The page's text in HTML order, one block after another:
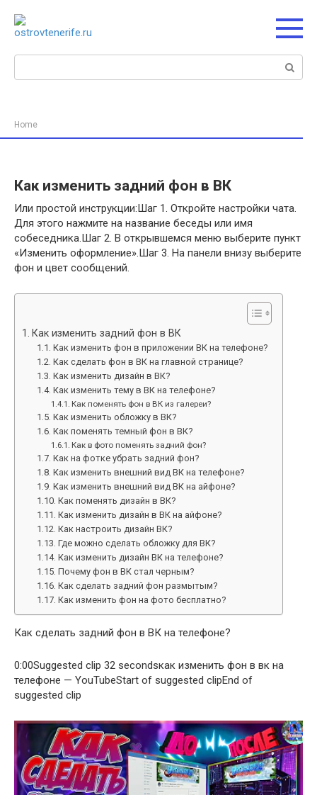
контенту
Поиск:
Home
Как изменить задний фон в ВК
Или простой инструкции:Шаг 1. Откройте настройки чата.
Для этого нажмите на название беседы или имя
собеседника.Шаг 2. В открывшемся меню выберите пункт
«Изменить оформление».Шаг 3. На панели внизу выберите
фон и цвет сообщений.
Как изменить задний фон в ВК
Как изменить фон в приложении ВК на телефоне?
Как сделать фон в ВК на главной странице?
Как изменить дизайн в ВК?
Как изменить тему в ВК на телефоне?
Как поменять фон в ВК из галереи?
Как изменить обложку в ВК?
Как поменять темный фон в ВК?
Как в фото поменять задний фон?
Как на фотке убрать задний фон?
Как изменить внешний вид ВК на телефоне?
Как изменить внешний вид ВК на айфоне?
Как поменять дизайн в ВК?
Как изменить дизайн в ВК на айфоне?
Как настроить дизайн ВК?
Где можно сделать обложку для ВК?
Как изменить дизайн ВК на телефоне?
Почему фон в ВК стал черным?
Как сделать задний фон размытым?
Как изменить фон на фото бесплатно?
Как сделать задний фон в ВК на телефоне?
0:00Suggested clip 32 secondsкак изменить фон в вк на
телефоне — YouTubeStart of suggested clipEnd of
suggested clip